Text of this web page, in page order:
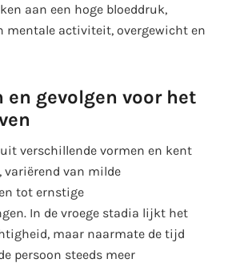
aan een hoge bloeddruk,
mentale activiteit, overgewicht en
en gevolgen voor het
verschillende vormen en kent
variërend van milde
tot ernstige
In de vroege stadia lijkt het
maar naarmate de tijd
persoon steeds meer